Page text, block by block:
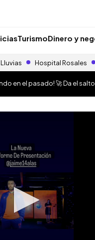
TurismoDinero y
Lluvias Hospital Rosales
en el pasado! 🚀 Da el